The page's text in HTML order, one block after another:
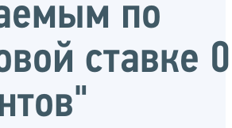
по
ставке 0